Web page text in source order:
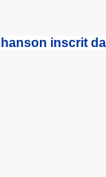
inscrit